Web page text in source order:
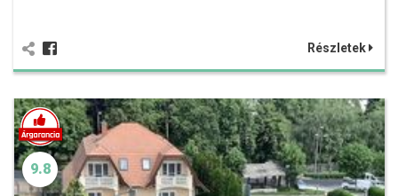
Részletek
9.8